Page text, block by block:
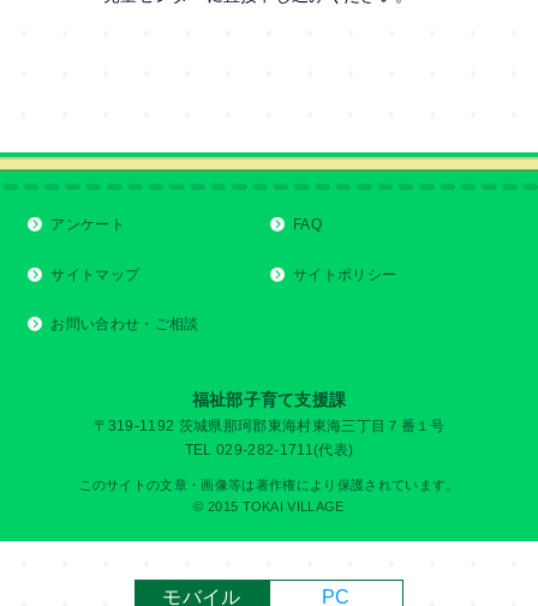
アンケート FAQ
サイトマップ サイトポリシー
お問い合わせ・ご相談
福祉部子育て支援課
〒319-1192 茨城県那珂郡東海村東海三丁目７番１号
TEL 029-282-1711(代表)
このサイトの文章・画像等は著作権により保護されています。
© 2015 TOKAI VILLAGE
モバイル PC